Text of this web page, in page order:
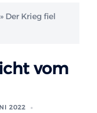
» Der Krieg fiel
vom
2022